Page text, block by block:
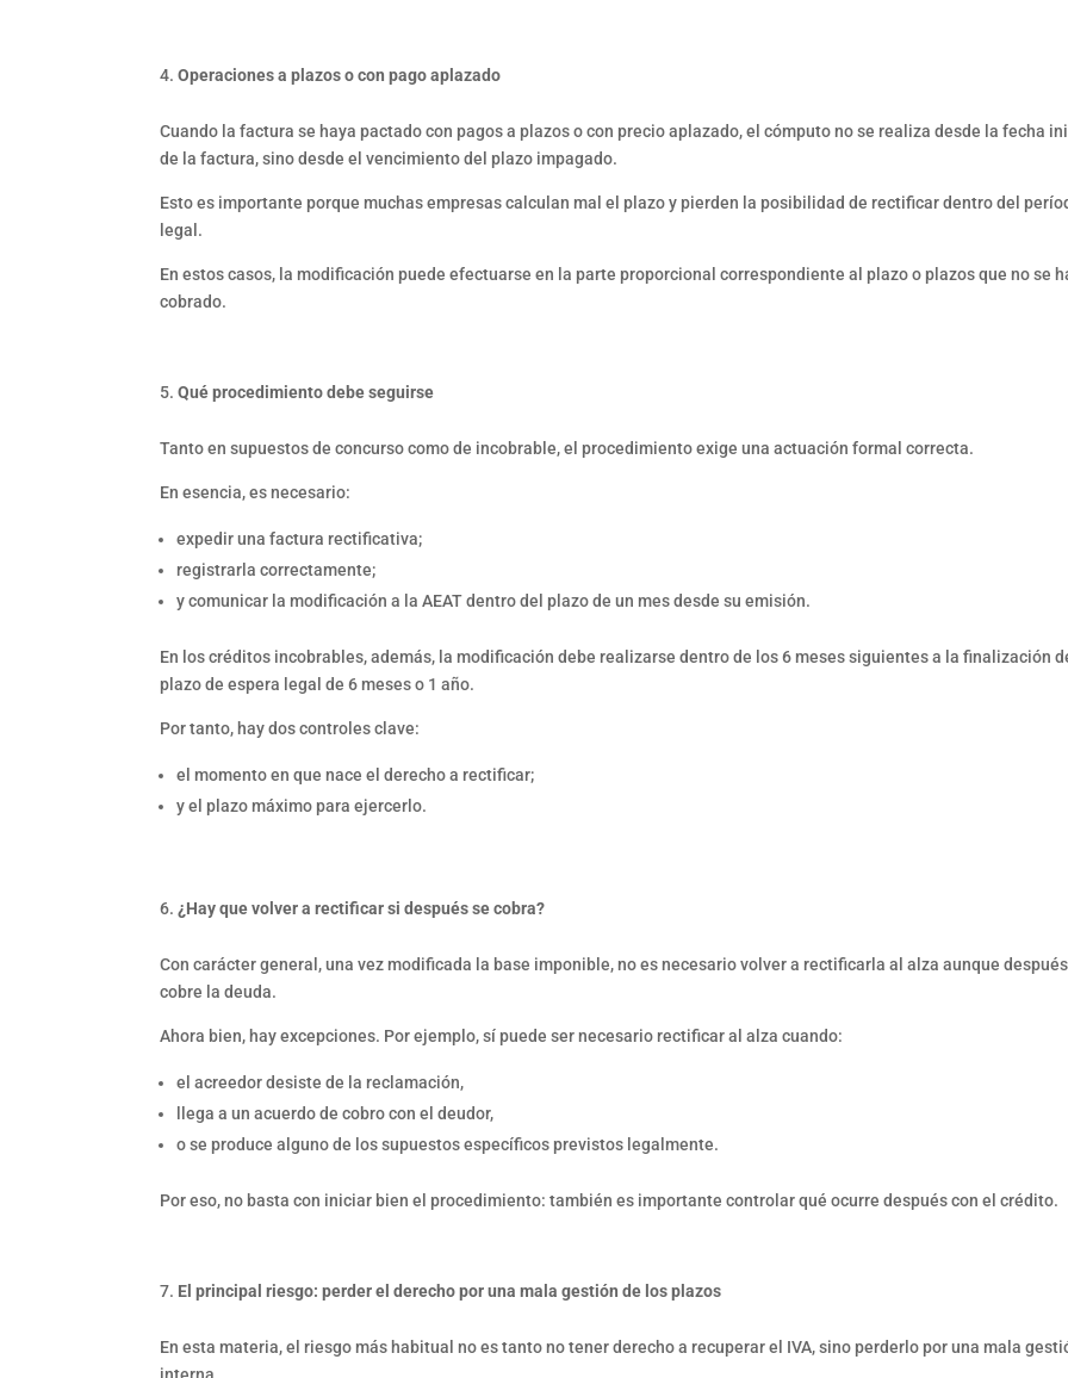
Operaciones a plazos o con pago aplazado
Cuando la factura se haya pactado con pagos a plazos o con precio aplazado, el cómputo no se realiza desde la fecha
de la factura, sino desde el vencimiento del plazo impagado.
Esto es importante porque muchas empresas calculan mal el plazo y pierden la posibilidad de rectificar dentro del
legal.
En estos casos, la modificación puede efectuarse en la parte proporcional correspondiente al plazo o plazos que no se
cobrado.
Qué procedimiento debe seguirse
Tanto en supuestos de concurso como de incobrable, el procedimiento exige una actuación formal correcta.
En esencia, es necesario:
expedir una factura rectificativa;
registrarla correctamente;
y comunicar la modificación a la AEAT dentro del plazo de un mes desde su emisión.
En los créditos incobrables, además, la modificación debe realizarse dentro de los 6 meses siguientes a la finalización
plazo de espera legal de 6 meses o 1 año.
Por tanto, hay dos controles clave:
el momento en que nace el derecho a rectificar;
y el plazo máximo para ejercerlo.
¿Hay que volver a rectificar si después se cobra?
Con carácter general, una vez modificada la base imponible, no es necesario volver a rectificarla al alza aunque
cobre la deuda.
Ahora bien, hay excepciones. Por ejemplo, sí puede ser necesario rectificar al alza cuando:
el acreedor desiste de la reclamación,
llega a un acuerdo de cobro con el deudor,
o se produce alguno de los supuestos específicos previstos legalmente.
Por eso, no basta con iniciar bien el procedimiento: también es importante controlar qué ocurre después con el crédito.
El principal riesgo: perder el derecho por una mala gestión de los plazos
En esta materia, el riesgo más habitual no es tanto no tener derecho a recuperar el IVA, sino perderlo por una mala
interna.